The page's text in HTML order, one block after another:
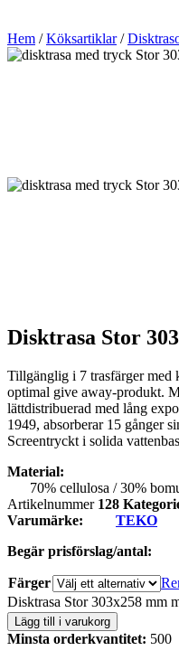
Hem /Köksartiklar/
Disktrasa Stor
Tillgänglig i 7 trasfärger med
optimal give away-produkt.
lättdistribuerad med lång
1949, absorberar 15 gånger
Screentryckt i solida
Material:
70% cellulosa / 30%
Artikelnummer 128
Varumärke:
TEKO
Begär prisförslag/antal:
Färger
Disktrasa Stor 303x258 mm
Lägg till i varukorg
Minsta orderkvantitet: 500